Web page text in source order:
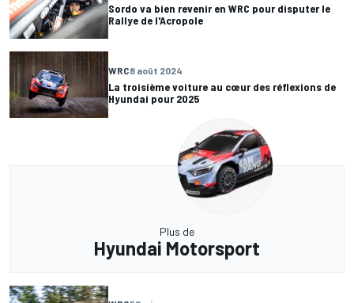
Sordo va bien revenir en WRC pour disputer le
Rallye de l'Acropole
WRC8 août 2024
La troisième voiture au cœur des réflexions de
Hyundai pour 2025
Plus de
Hyundai Motorsport